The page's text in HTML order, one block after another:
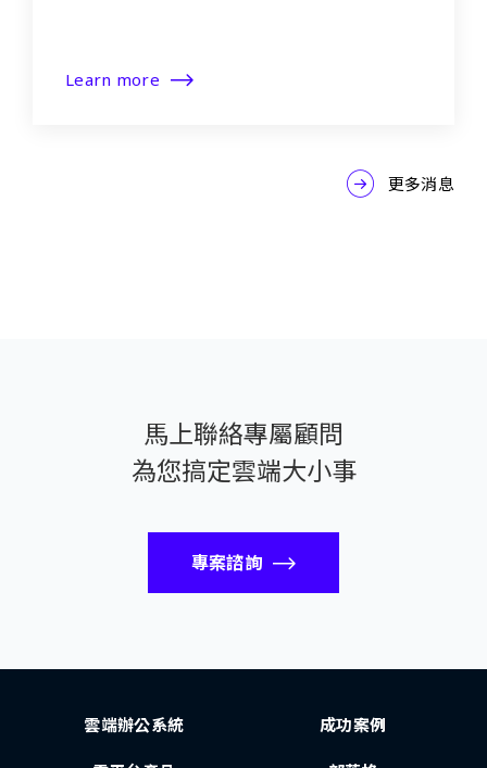
Learn more
更多消息
馬上聯絡專屬顧問
為您搞定雲端大小事
專案諮詢
雲端辦公系統 成功案例